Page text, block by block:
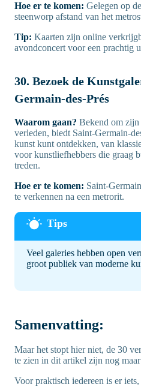
Hoe er te komen: Gelegen op
steenworp afstand van het
Tip: Kaarten zijn online
avondconcert voor een prachtig
30. Bezoek de
Germain-des-Prés
Waarom gaan? Bekend om zijn
verleden, biedt Saint-Germain-
kunst kunt ontdekken, van
voor kunstliefhebbers die graag
treden.
Hoe er te komen: Saint-
te verkennen na een metrorit.
Veel galeries hebben open
groot publiek van moderne
Samenvatting:
Maar het stopt hier niet, de 30
te zien in dit artikel zijn nog
Voor praktisch iedereen is er